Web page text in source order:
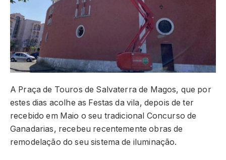
A Praça de Touros de Salvaterra de Magos, que por
estes dias acolhe as Festas da vila, depois de ter
recebido em Maio o seu tradicional Concurso de
Ganadarias, recebeu recentemente obras de
remodelação do seu sistema de iluminação.